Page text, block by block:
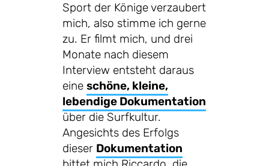
Sport der Könige verzaubert
mich, also stimme ich gerne
zu. Er filmt mich, und drei
Monate nach diesem
Interview entsteht daraus
eine schöne, kleine,
lebendige Dokumentation
über die Surfkultur.
Angesichts des Erfolgs
dieser Dokumentation